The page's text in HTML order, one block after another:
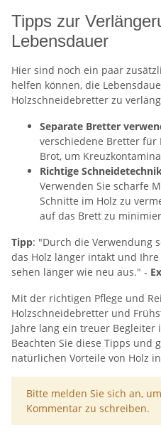
Tipps zur
Lebensdauer
Hier sind noch ein paar
helfen können, die
Holzschneidebretter zu
Separate Bretter
verschiedene Bretter für
Brot, um
Richtige
Verwenden Sie scharfe
Schnitte im Holz zu
auf das Brett zu
Tipp: "Durch die Verwendung
das Holz länger intakt und
sehen länger wie neu aus." -
Mit der richtigen Pflege und
Holzschneidebretter und
Jahre lang ein treuer Begleiter
Beachten Sie diese Tipps und
natürlichen Vorteile von Holz
x
Bitte melden Sie sich an,
Kommentar zu schreiben.